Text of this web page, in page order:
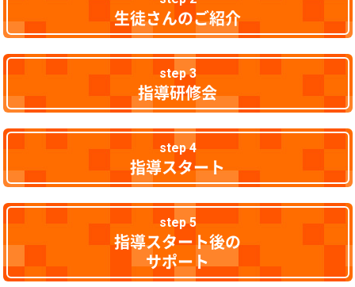
生徒さんのご紹介
step 3
指導研修会
step 4
指導スタート
step 5
指導スタート後の
サポート